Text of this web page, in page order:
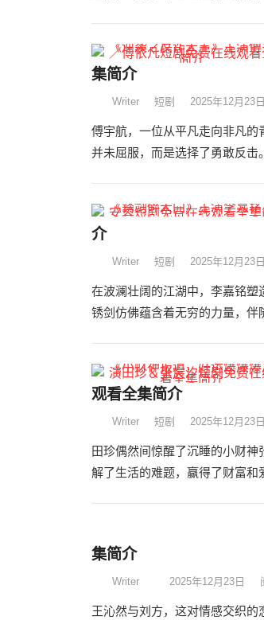
集简介
Writer 短剧 2025年12月23日
傅宇航，一位从平凡走向非凡
并未屈服，而是选择了勇敢反
介
Writer 短剧 2025年12月23日
在波澜壮阔的江湖中，李嘉铭
锈剑仿佛蕴含着无穷的力量，
观看全集简介
Writer 短剧 2025年12月23日
田珍偶然间惊醒了沉睡的小财
解了生活的难题，赢得了财富
集简介
Writer 2025年12月23日
王沁然与刘方，这对情感交织